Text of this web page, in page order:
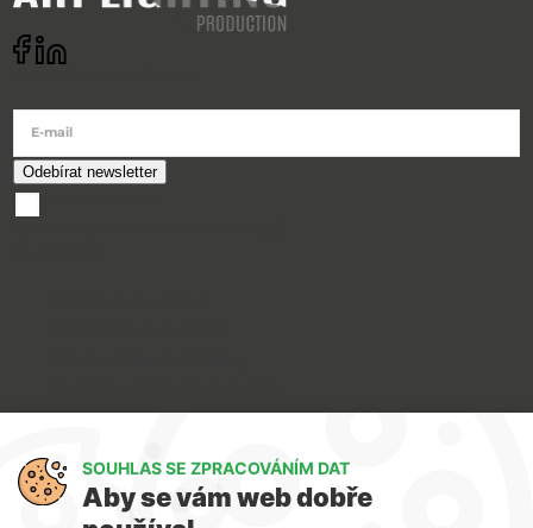
E-mail
O nás
SOUHLAS SE ZPRACOVÁNÍM DAT
Aby se vám web dobře